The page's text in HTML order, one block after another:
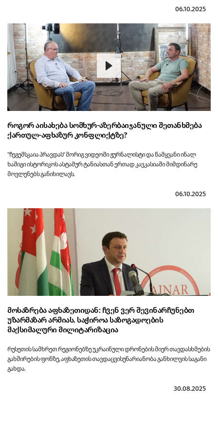
06.10.2025
როგორ აისახება სომხურ-აზერბაიჯანული შეთანხმება
ქართულ-აფხაზურ კონფლიქტზე?
"ჩეგემსკაია პრავდას" მორიგ ვიდეოში ჟურნალისტი და წამყვანი ინალ
ხაშიგი ისტორიკოს ასტამურ ტანიასთან ერთად კავკასიაში მიმდინარე
მოვლენებს განიხილავს.
06.10.2025
მოსაზრება აფხაზეთიდან: ჩვენ ვერ შევინარჩუნებთ
უზარმაზარ არმიას. საჭიროა საზოგადოების
მაქსიმალური მილიტარიზაცია
რუსეთის სამხრეთ რეგიონებზე უკრაინული დრონების მიერ თავდასხმების
გახშირების ფონზე, აფხაზეთის თავდაცვისუნარიანობა განხილვის საგანი
გახდა.
30.08.2025